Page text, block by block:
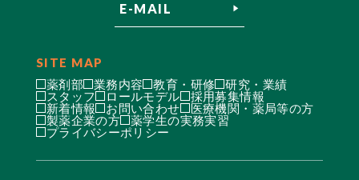
E-MAIL
SITE MAP
薬剤部 業務内容 教育・研修
研究・業績
スタッフ
ロールモデル
採用募集情報
新着情報
お問い合わせ
医療機関・薬局等の方
製薬企業の方
薬学生の実務実習
プライバシーポリシー